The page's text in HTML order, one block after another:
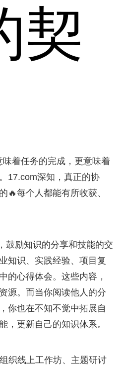
契
味着任务的完成，更意味着
17.com深知，真正的协
🔥每个人都能有所收获、
鼓励知识的分享和技能的交
知识、实践经验、项目复
的心得体会。这些内容，
源。而当你阅读他人的分
你也在不知不觉中拓展自
，更新自己的知识体系。
织线上工作坊、主题研讨